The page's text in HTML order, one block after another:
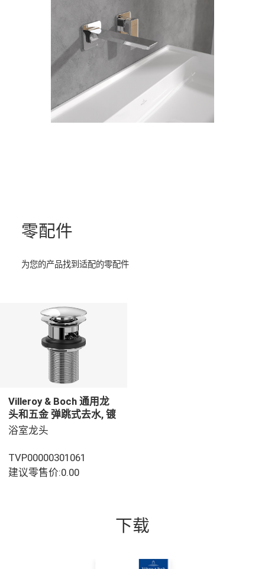
零配件
为您的产品找到适配的零配件
Villeroy & Boch 通用龙
头和五金 弹跳式去水, 镀
铬
浴室龙头
TVP00000301061
建议零售价:0.00
下载